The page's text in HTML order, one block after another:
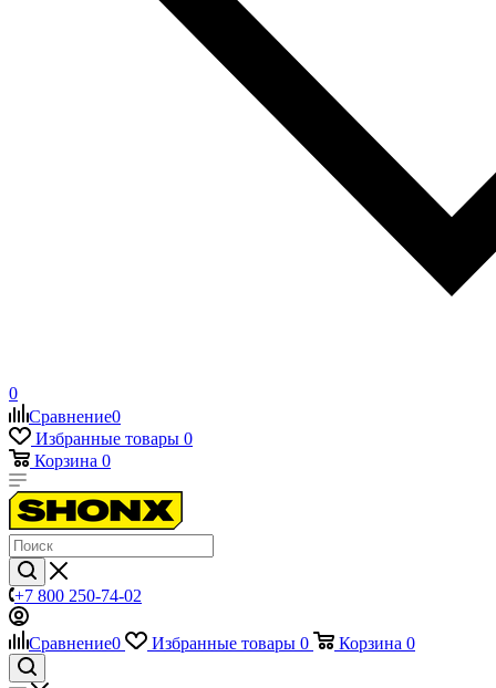
0
Сравнение0
Избранные товары 0
Корзина 0
+7 800 250-74-02
Сравнение0 Избранные товары 0 Корзина 0